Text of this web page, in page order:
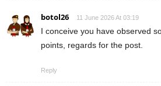
botol26 11 June 2026 At 03:19
I conceive you have observed
points, regards for the post.
Reply